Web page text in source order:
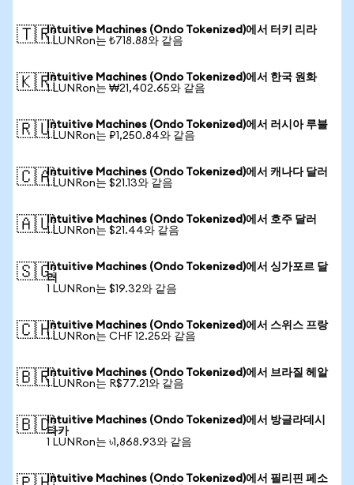
🇹🇷Intuitive Machines (Ondo Tokenized)에서 터키 리라
1 LUNRon는 ₺718.88와 같음
🇰🇷Intuitive Machines (Ondo Tokenized)에서 한국 원화
1 LUNRon는 ₩21,402.65와 같음
🇷🇺Intuitive Machines (Ondo Tokenized)에서 러시아 루블
1 LUNRon는 ₽1,250.84와 같음
🇨🇦Intuitive Machines (Ondo Tokenized)에서 캐나다 달러
1 LUNRon는 $21.13와 같음
🇦🇺Intuitive Machines (Ondo Tokenized)에서 호주 달러
1 LUNRon는 $21.44와 같음
🇸🇬Intuitive Machines (Ondo Tokenized)에서 싱가포르 달
러
1 LUNRon는 $19.32와 같음
🇨🇭Intuitive Machines (Ondo Tokenized)에서 스위스 프랑
1 LUNRon는 CHF 12.25와 같음
🇧🇷Intuitive Machines (Ondo Tokenized)에서 브라질 헤알
1 LUNRon는 R$77.21와 같음
🇧🇩Intuitive Machines (Ondo Tokenized)에서 방글라데시
타카
1 LUNRon는 ৳1,868.93와 같음
Intuitive Machines (Ondo Tokenized)에서 필리핀 페소